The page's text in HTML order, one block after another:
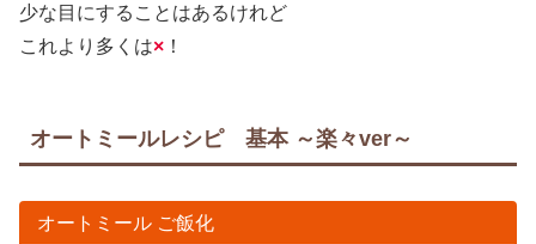
少な目にすることはあるけれど
これより多くは× ！
オートミールレシピ 基本 ～楽々ver～
オートミール ご飯化